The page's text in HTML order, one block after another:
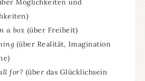
Möglichkeiten und
a box (über Freiheit)
(über Realität, Imagination
for? (über das Glücklichsein